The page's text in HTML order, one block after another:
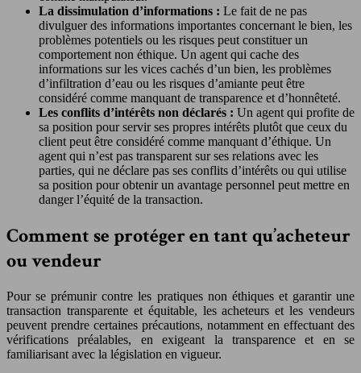
La dissimulation d’informations : Le fait de ne pas
divulguer des informations importantes concernant le bien, les
problèmes potentiels ou les risques peut constituer un
comportement non éthique. Un agent qui cache des
informations sur les vices cachés d’un bien, les problèmes
d’infiltration d’eau ou les risques d’amiante peut être
considéré comme manquant de transparence et d’honnêteté.
Les conflits d’intérêts non déclarés : Un agent qui profite de
sa position pour servir ses propres intérêts plutôt que ceux du
client peut être considéré comme manquant d’éthique. Un
agent qui n’est pas transparent sur ses relations avec les
parties, qui ne déclare pas ses conflits d’intérêts ou qui utilise
sa position pour obtenir un avantage personnel peut mettre en
danger l’équité de la transaction.
Comment se protéger en tant qu’acheteur
ou vendeur
Pour se prémunir contre les pratiques non éthiques et garantir une
transaction transparente et équitable, les acheteurs et les vendeurs
peuvent prendre certaines précautions, notamment en effectuant des
vérifications préalables, en exigeant la transparence et en se
familiarisant avec la législation en vigueur.